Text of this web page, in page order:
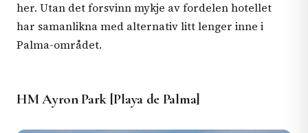
her. Utan det forsvinn mykje av fordelen hotellet
har samanlikna med alternativ litt lenger inne i
Palma-området.
HM Ayron Park [Playa de Palma]